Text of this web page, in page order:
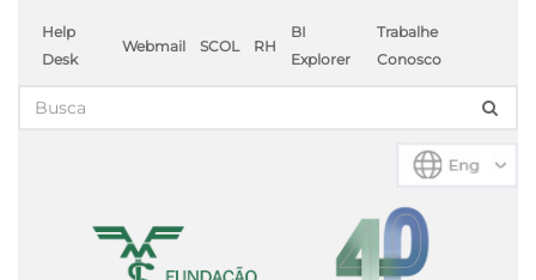
Help
Desk
Webmail SCOL RH
BI
Explorer
Trabalhe
Conosco